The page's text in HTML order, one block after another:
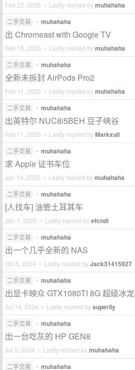
Feb 22, 2025 • Lastly replied bymuhahaha
二手交易 • muhahaha
出 Chromeast with Google TV
Feb 15, 2025 • Lastly replied bymuhahaha
二手交易 • muhahaha
全新未拆封 AirPods Pro2
Feb 11, 2025 • Lastly replied bymuhahaha
二手交易 • muhahaha
出英特尔 NUC8i5BEH 豆子峡谷
Feb 11, 2025 • Lastly replied byMarkxu0
二手交易 • muhahaha
求 Apple 证书车位
Jan 14, 2025 • Lastly replied bymuhahaha
二手交易 • muhahaha
[人找车] 油管土耳其车
Jan 1, 2025 • Lastly replied byefcndi
二手交易 • muhahaha
出一个几乎全新的 NAS
Oct 5, 2024 • Lastly replied byJack31415927
二手交易 • muhahaha
出显卡映众 GTX1080TI 8G 超级冰龙
Jul 14, 2024 • Lastly replied bysuperliy
二手交易 • muhahaha
出一台吃灰的 HP GEN8
Jul 5, 2024 • Lastly replied bymuhahaha
二手交易 • muhahaha